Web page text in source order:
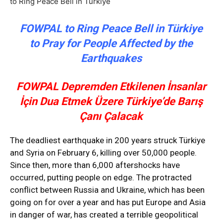
FOWPAL to Ring Peace Bell in Türkiye
to Pray for People Affected by the
Earthquakes
FOWPAL Depremden Etkilenen İnsanlar
İçin Dua Etmek Üzere Türkiye’de Barış
Çanı Çalacak
The deadliest earthquake in 200 years struck Türkiye
and Syria on February 6, killing over 50,000 people.
Since then, more than 6,000 aftershocks have
occurred, putting people on edge. The protracted
conflict between Russia and Ukraine, which has been
going on for over a year and has put Europe and Asia
in danger of war, has created a terrible geopolitical